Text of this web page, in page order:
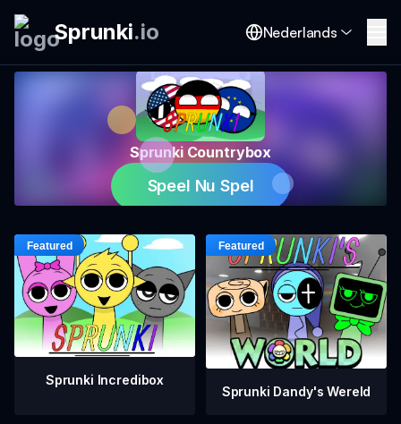
Sprunki.io Nederlands
Sprunki Countrybox
Speel Nu Spel
Sprunki Incredibox
Sprunki Dandy's Wereld